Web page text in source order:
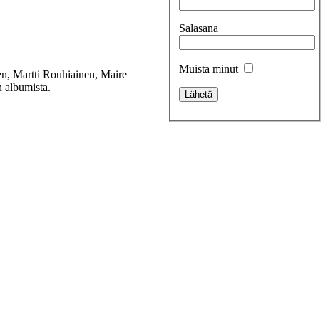
Salasana
Muista minut
Martti Rouhiainen, Maire